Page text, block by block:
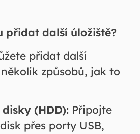
přidat další úložiště?
přidat další
způsobů, jak to
(HDD): Připojte
přes porty USB,